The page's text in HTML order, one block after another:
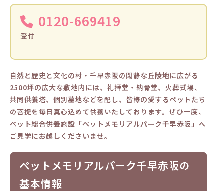
0120-669419
受付
自然と歴史と文化の村・千早赤阪の閑静な丘陵地に広がる
2500坪の広大な敷地内には、礼拝堂・納骨堂、火葬式場、
共同供養塔、個別墓地などを配し、皆様の愛するペットたち
の菩提を毎日真心込めて供養いたしております。ぜひ一度、
ペット総合供養施設「ペットメモリアルパーク千早赤阪」へ
ご見学にお越しくださいませ。
ペットメモリアルパーク千早赤阪の
基本情報